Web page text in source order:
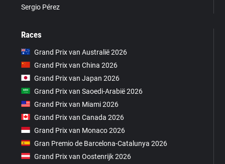
Sergio Pérez
Races
Grand Prix van Australië 2026
Grand Prix van China 2026
Grand Prix van Japan 2026
Grand Prix van Saoedi-Arabië 2026
Grand Prix van Miami 2026
Grand Prix van Canada 2026
Grand Prix van Monaco 2026
Gran Premio de Barcelona-Catalunya 2026
Grand Prix van Oostenrijk 2026